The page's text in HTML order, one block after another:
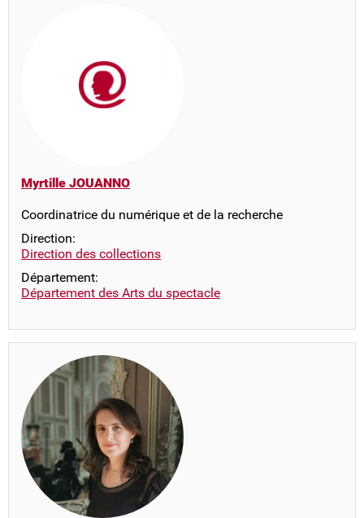
Myrtille JOUANNO
Coordinatrice du numérique et de la recherche
Direction:
Direction des collections
Département:
Département des Arts du spectacle